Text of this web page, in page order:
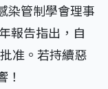
染管制學會理事
報告指出，自
准。若持續惡